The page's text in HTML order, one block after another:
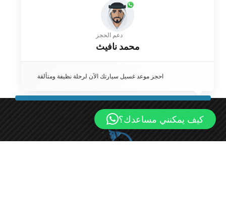
دعم الحجز
محمد نافيث
احجز موعد غسيل سيارتك الآن لرحلة نظيفة ومتألقة
كيف يمكنني مساعدك؟